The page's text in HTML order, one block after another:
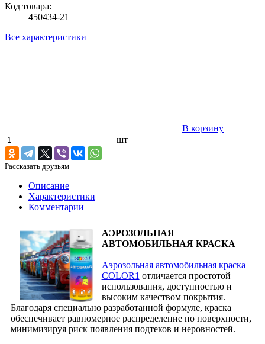
Код товара:
450434-21
Все характеристики
В корзину
шт
Рассказать друзьям
Описание
Характеристики
Комментарии
АЭРОЗОЛЬНАЯ
АВТОМОБИЛЬНАЯ КРАСКА
Аэрозольная автомобильная краска
COLOR1 отличается простотой
использования, доступностью и
высоким качеством покрытия.
Благодаря специально разработанной формуле, краска
обеспечивает равномерное распределение по поверхности,
минимизируя риск появления подтеков и неровностей.